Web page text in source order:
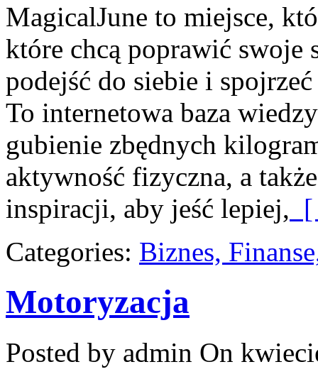
MagicalJune to miejsce,
które chcą poprawić swoje
podejść do siebie i
To internetowa baza
gubienie zbędnych
aktywność fizyczna, a
inspiracji, aby jeść lepiej, [
Categories: Biznes,
Motoryzacja
Posted by admin On